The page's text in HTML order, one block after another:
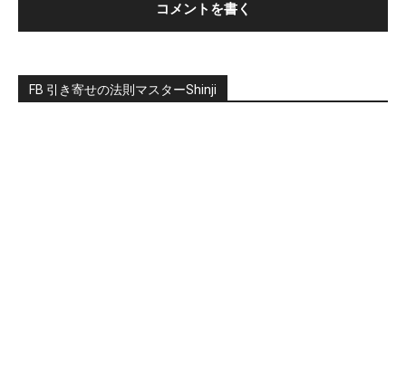
FB 引き寄せの法則マスターShinji